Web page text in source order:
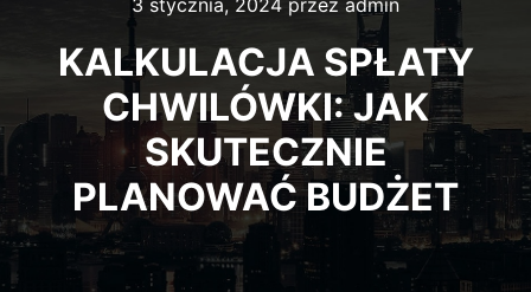
3 stycznia, 2024 przez admin
KALKULACJA SPŁATY
CHWILÓWKI: JAK
SKUTECZNIE
PLANOWAĆ BUDŻET